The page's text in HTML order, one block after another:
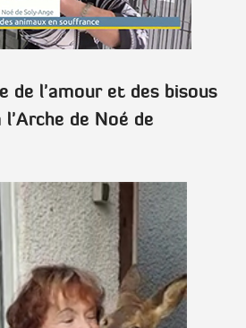
de l'amour et des bisous
de Noé de